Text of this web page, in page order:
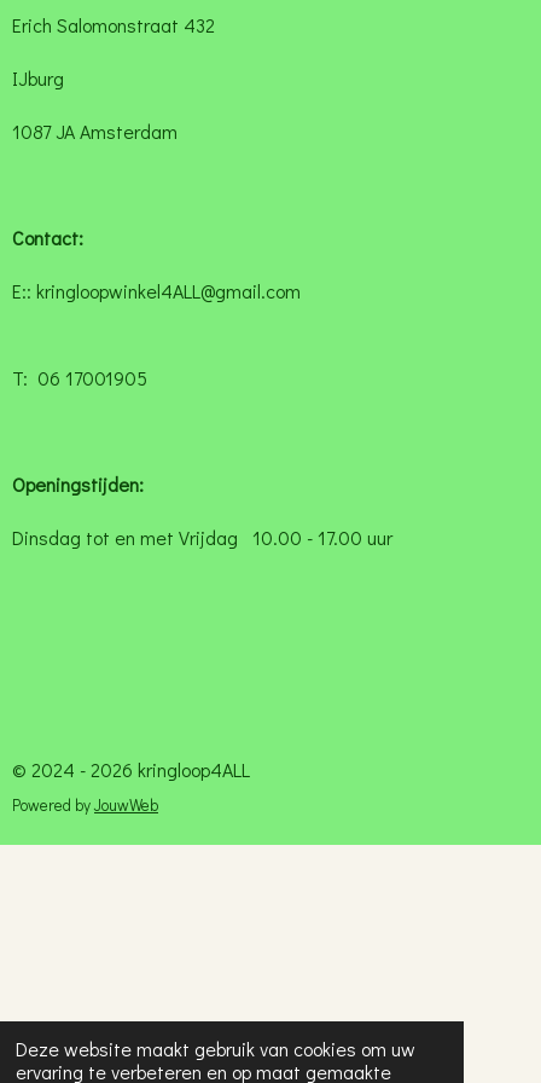
Deze website maakt gebruik van cookies om uw
ervaring te verbeteren en op maat gemaakte
Erich Salomonstraat 432
IJburg
1087 JA Amsterdam
Contact:
E:: kringloopwinkel4ALL@gmail.com
T: 06 17001905
Openingstijden:
Dinsdag tot en met Vrijdag 10.00 - 17.00 uur
© 2024 - 2026 kringloop4ALL
Powered byJouwWeb